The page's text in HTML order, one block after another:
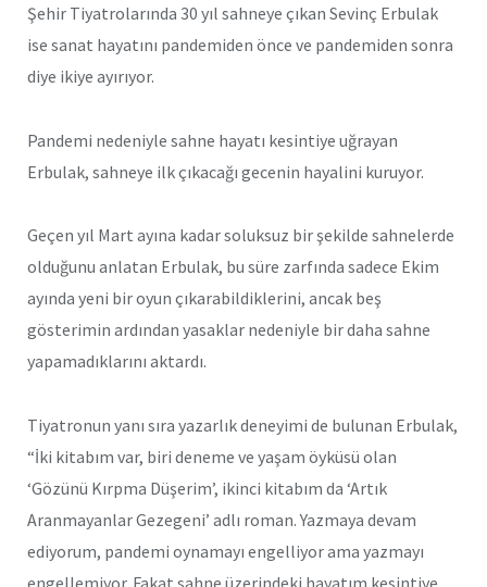
Şehir Tiyatrolarında 30 yıl sahneye çıkan Sevinç Erbulak
ise sanat hayatını pandemiden önce ve pandemiden sonra
diye ikiye ayırıyor.
Pandemi nedeniyle sahne hayatı kesintiye uğrayan
Erbulak, sahneye ilk çıkacağı gecenin hayalini kuruyor.
Geçen yıl Mart ayına kadar soluksuz bir şekilde sahnelerde
olduğunu anlatan Erbulak, bu süre zarfında sadece Ekim
ayında yeni bir oyun çıkarabildiklerini, ancak beş
gösterimin ardından yasaklar nedeniyle bir daha sahne
yapamadıklarını aktardı.
Tiyatronun yanı sıra yazarlık deneyimi de bulunan Erbulak,
“İki kitabım var, biri deneme ve yaşam öyküsü olan
‘Gözünü Kırpma Düşerim’, ikinci kitabım da ‘Artık
Aranmayanlar Gezegeni’ adlı roman. Yazmaya devam
ediyorum, pandemi oynamayı engelliyor ama yazmayı
engellemiyor. Fakat sahne üzerindeki hayatım kesintiye